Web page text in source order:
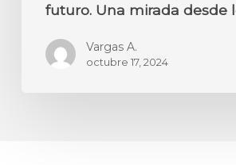
futuro. Una mirada desde
Vargas A.
octubre 17, 2024